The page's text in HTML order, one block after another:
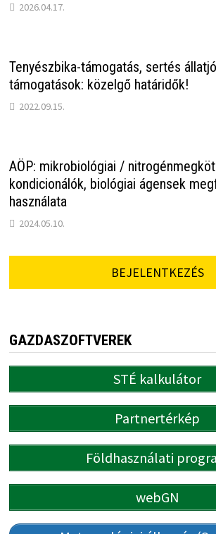
2026.04.17.
Tenyészbika-támogatás, sertés
támogatások: közelgő határidők!
2022.09.15.
AÖP: mikrobiológiai /
kondicionálók, biológiai ágensek
használata
2024.05.10.
BEJELENTKEZÉS
GAZDASZOFTVEREK
STÉ kalkulátor
Partnertérkép
Földhasználati
webGN